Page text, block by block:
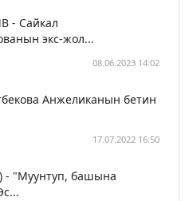
- Сайкал
экс-жол...
08.06.2023 14:02
Анжеликанын бетин
17.07.2022 16:50
- "Муунтуп, башына